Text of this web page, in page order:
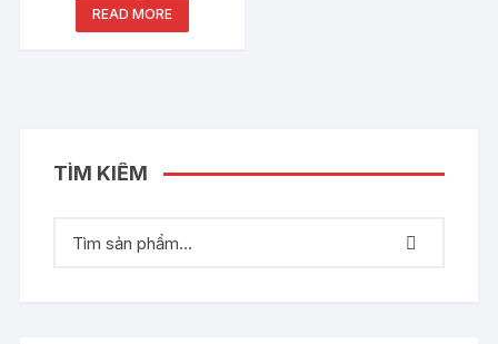
READ MORE
TÌM KIẾM